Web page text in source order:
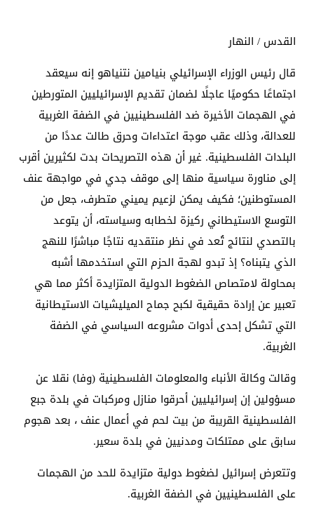
القدس / النهار
قال رئيس الوزراء الإسرائيلي بنيامين نتنياهو إنه سيعقد
اجتماعًا حكوميًا عاجلًا لضمان تقديم الإسرائيليين المتورطين
في الهجمات الأخيرة ضد الفلسطينيين في الضفة الغربية
للعدالة، وذلك عقب موجة اعتداءات وحرق طالت عددًا من
البلدات الفلسطينية. غير أن هذه التصريحات بدت لكثيرين أقرب
إلى مناورة سياسية منها إلى موقف جدي في مواجهة عنف
المستوطنين؛ فكيف يمكن لزعيم يميني متطرف، جعل من
التوسع الاستيطاني ركيزة لخطابه وسياسته، أن يتوعد
بالتصدي لنتائج تُعد في نظر منتقديه نتاجًا مباشرًا للنهج
الذي يتبناه؟ إذ تبدو لهجة الحزم التي استخدمها أشبه
بمحاولة لامتصاص الضغوط الدولية المتزايدة أكثر مما هي
تعبير عن إرادة حقيقية لكبح جماح الميليشيات الاستيطانية
التي تشكل إحدى أدوات مشروعه السياسي في الضفة
الغربية.
وقالت وكالة الأنباء والمعلومات الفلسطينية (وفا) نقلا عن
مسؤولين إن إسرائيليين أحرقوا منازل ومركبات في بلدة جبع
الفلسطينية القريبة من بيت لحم في أعمال عنف ، بعد هجوم
سابق على ممتلكات ومدنيين في بلدة سعير.
وتتعرض إسرائيل لضغوط دولية متزايدة للحد من الهجمات
على الفلسطينيين في الضفة الغربية.